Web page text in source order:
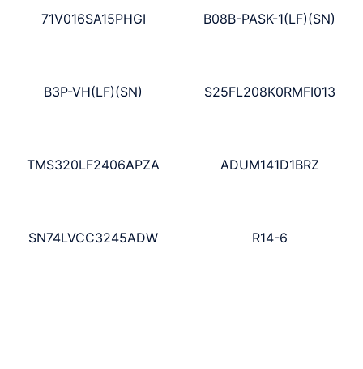
71V016SA15PHGI B08B-PASK-1(LF)(SN)
B3P-VH(LF)(SN) S25FL208K0RMFI013
TMS320LF2406APZA ADUM141D1BRZ
SN74LVCC3245ADW R14-6